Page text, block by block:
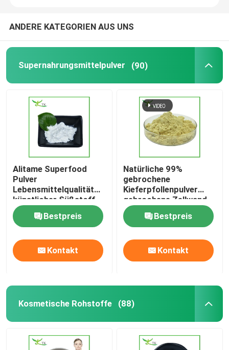
Diätetische Ergänzungs-Bestandteile
ANDERE KATEGORIEN AUS UNS
Supernahrungsmittelpulver (90)
Alitame Superfood
Pulver
Lebensmittelqualität
künstlicher Süßstoff
Alitame
Bestpreis
Kontakt
Natürliche 99%
gebrochene
Kieferpfollenpulver
gebrochene Zellwand
Bestpreis
Kontakt
Kosmetische Rohstoffe (88)